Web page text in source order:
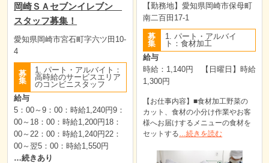
岡崎ＳＡセブンイレブン
スタッフ募集！
愛知県岡崎市宮石町字六ツ田10-
4
募
集
1. パート・アルバイト：
高時給のサービスエリア
のコンビニスタッフ
給与
5：00～9：00：時給1,240円9：
00～18：00：時給1,200円18：
00～22：00：時給1,240円22：
00～翌5：00：時給1,550円
…続きあり
【勤務地】愛知県岡崎市保母町
南二百田17-1
募
集
1. パート・アルバイ
ト：食材加工
給与
時給：1,140円 【日曜日】時給
1,300円
【お仕事内容】■食材加工野菜の
カット、食材の小分け作業やお客
様へお届けするメニューの食材を
セットする …続きを読む